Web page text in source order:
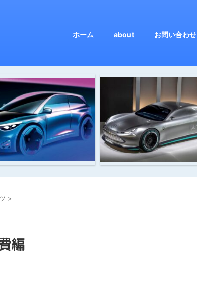
ホーム about お問い合わせ
>
編